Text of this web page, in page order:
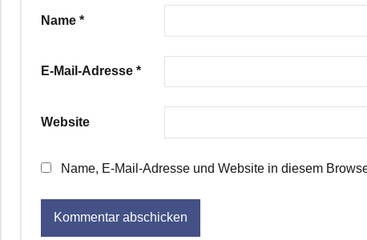
Name *
E-Mail-Adresse *
Website
Name, E-Mail-Adresse und Website in diesem